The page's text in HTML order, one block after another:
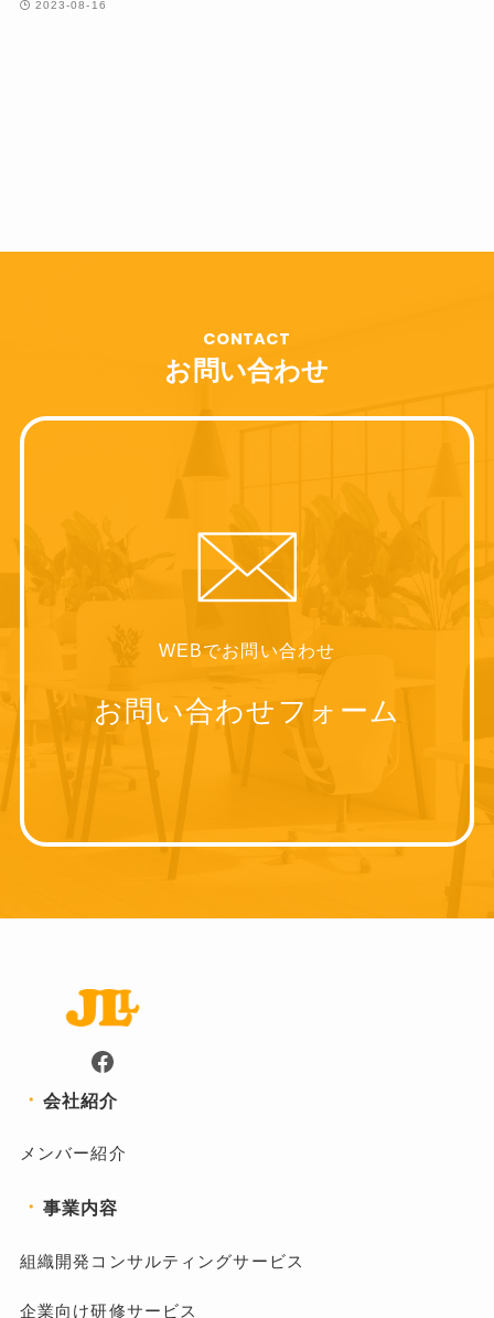
2023-08-16
CONTACT
お問い合わせ
WEBでお問い合わせ
お問い合わせフォーム
Facebook
・会社紹介
メンバー紹介
・事業内容
組織開発コンサルティングサービス
企業向け研修サービス